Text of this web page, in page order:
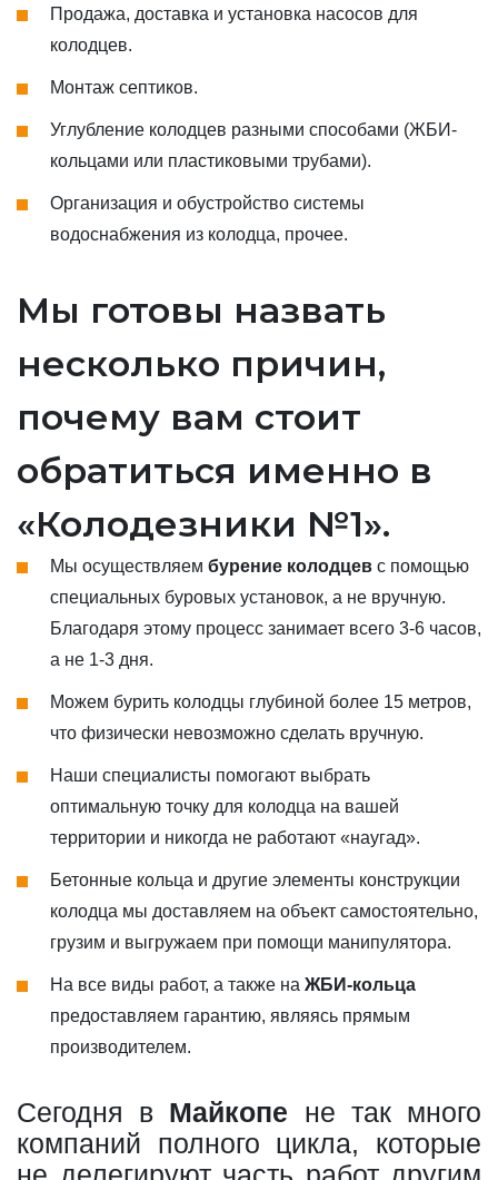
Продажа, доставка и установка насосов для
колодцев.
Монтаж септиков.
Углубление колодцев разными способами (ЖБИ-
кольцами или пластиковыми трубами).
Организация и обустройство системы
водоснабжения из колодца, прочее.
Мы готовы назвать
несколько причин,
почему вам стоит
обратиться именно в
«Колодезники №1».
Мы осуществляем бурение колодцев с помощью
специальных буровых установок, а не вручную.
Благодаря этому процесс занимает всего 3-6 часов,
а не 1-3 дня.
Можем бурить колодцы глубиной более 15 метров,
что физически невозможно сделать вручную.
Наши специалисты помогают выбрать
оптимальную точку для колодца на вашей
территории и никогда не работают «наугад».
Бетонные кольца и другие элементы конструкции
колодца мы доставляем на объект самостоятельно,
грузим и выгружаем при помощи манипулятора.
На все виды работ, а также на ЖБИ-кольца
предоставляем гарантию, являясь прямым
производителем.
Сегодня в Майкопе не так много
компаний полного цикла, которые